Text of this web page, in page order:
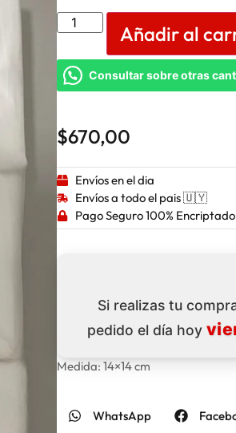
Añadir al
Consultar sobre otras
$670,00
Envíos en el dia
Envíos a todo el pais 🇺🇾
Pago Seguro 100% Encriptado
Si realizas tu
pedido el día hoy
Medida: 14×14 cm
WhatsApp